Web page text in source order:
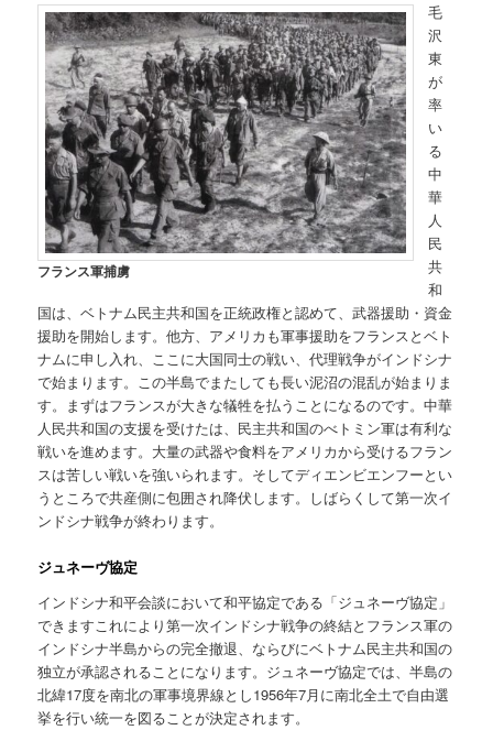
フランス軍捕虜
毛
沢
東
が
率
い
る
中
華
人
民
共
和
国は、ベトナム民主共和国を正統政権と認めて、武器援助・資金
援助を開始します。他方、アメリカも軍事援助をフランスとベト
ナムに申し入れ、ここに大国同士の戦い、代理戦争がインドシナ
で始まります。この半島でまたしても長い泥沼の混乱が始まりま
す。まずはフランスが大きな犠牲を払うことになるのです。中華
人民共和国の支援を受けたは、民主共和国のべトミン軍は有利な
戦いを進めます。大量の武器や食料をアメリカから受けるフラン
スは苦しい戦いを強いられます。そしてディエンビエンフーとい
うところで共産側に包囲され降伏します。しばらくして第一次イ
ンドシナ戦争が終わります。
ジュネーヴ協定
インドシナ和平会談において和平協定である「ジュネーヴ協定」
できますこれにより第一次インドシナ戦争の終結とフランス軍の
インドシナ半島からの完全撤退、ならびにベトナム民主共和国の
独立が承認されることになります。ジュネーヴ協定では、半島の
北緯17度を南北の軍事境界線とし1956年7月に南北全土で自由選
挙を行い統一を図ることが決定されます。